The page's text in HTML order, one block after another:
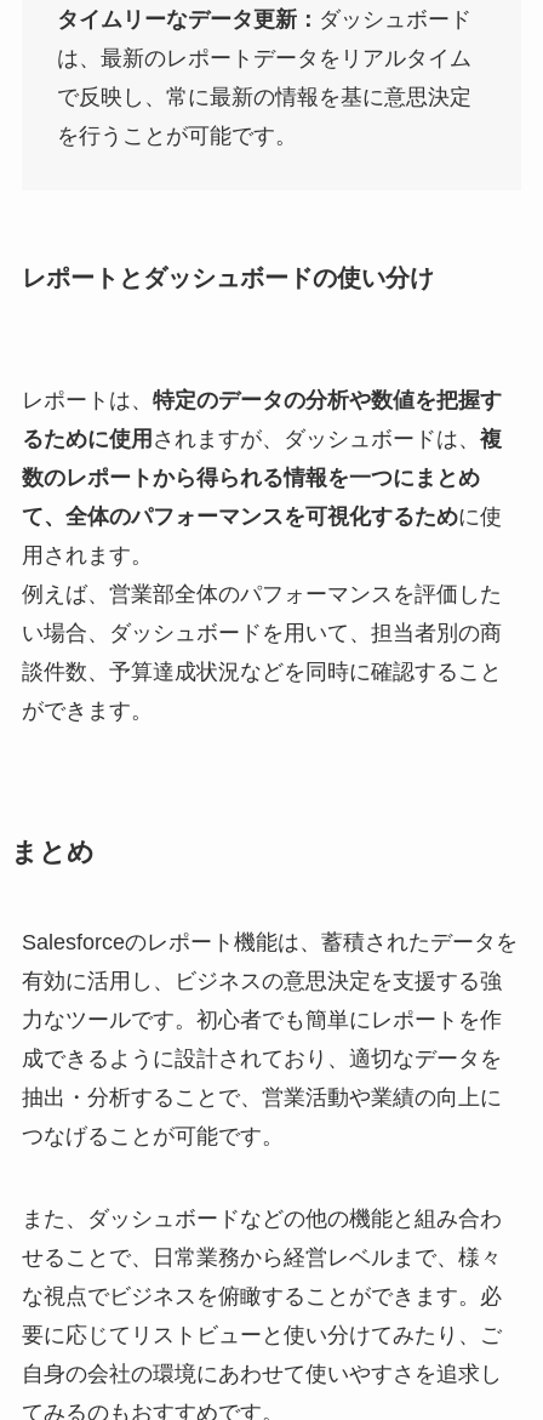
タイムリーなデータ更新： ダッシュボード
は、最新のレポートデータをリアルタイム
で反映し、常に最新の情報を基に意思決定
を行うことが可能です​。
レポートとダッシュボードの使い分け
レポートは、 特定のデータの分析や数値を把握す
るために使用 されますが、ダッシュボードは、 複
数のレポートから得られる情報を一つにまとめ
て、全体のパフォーマンスを可視化するために使
用されます。
例えば、営業部全体のパフォーマンスを評価した
い場合、ダッシュボードを用いて、担当者別の商
談件数、予算達成状況などを同時に確認すること
ができます。
まとめ
Salesforceのレポート機能は、蓄積されたデータを
有効に活用し、ビジネスの意思決定を支援する強
力なツールです。初心者でも簡単にレポートを作
成できるように設計されており、適切なデータを
抽出・分析することで、営業活動や業績の向上に
つなげることが可能です。
また、ダッシュボードなどの他の機能と組み合わ
せることで、日常業務から経営レベルまで、様々
な視点でビジネスを俯瞰することができます。必
要に応じてリストビューと使い分けてみたり、ご
自身の会社の環境にあわせて使いやすさを追求し
てみるのもおすすめです。